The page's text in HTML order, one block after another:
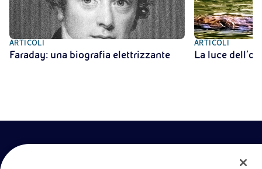
ARTICOLI
Faraday: una biografia elettrizzante
ARTICOLI
La luce